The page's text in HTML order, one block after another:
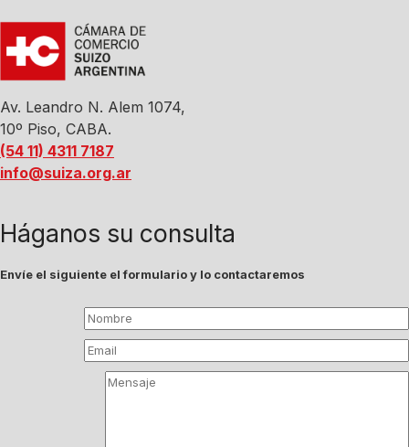
Av. Leandro N. Alem 1074,
10º Piso, CABA.
(54 11) 4311 7187
info@suiza.org.ar
Háganos su consulta
Envíe el siguiente el formulario y lo contactaremos